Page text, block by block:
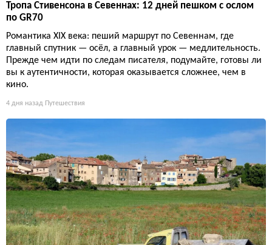
Тропа Стивенсона в Севеннах: 12 дней пешком с ослом
по GR70
Романтика XIX века: пеший маршрут по Севеннам, где
главный спутник — осёл, а главный урок — медлительность.
Прежде чем идти по следам писателя, подумайте, готовы ли
вы к аутентичности, которая оказывается сложнее, чем в
кино.
4 дня назад Путешествия